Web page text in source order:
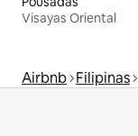
Visayas Oriental
Airbnb Filipinas